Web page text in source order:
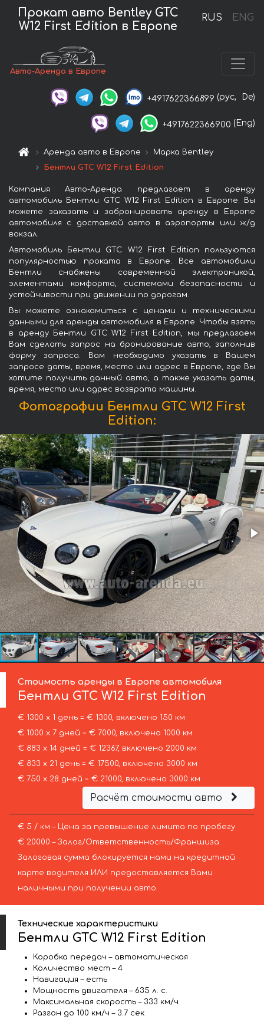
RUS ENG
Прокат авто Bentley GTC
W12 First Edition в Европе
Авто-Аренда в Европе
+4917622366899 (рус, De)
+4917622366900 (Eng)
Аренда авто в Европе
Марка Bentley
Бентли GTC W12 First Edition
Компания Авто-Аренда предлагает в аренду
автомобиль Бентли GTC W12 First Edition в Европе. Вы
можете заказать и забронировать аренду в Европе
автомобиля с доставкой авто в аэропорты или ж/д
вокзал.
Автомобиль Бентли GTC W12 First Edition пользуются
популярностью проката в Европе. Все автомобили
Бентли снабжены современной электроникой,
элементами комфорта, системами безопасности и
устойчивости при движении по дорогам.
Вы можете ознакомиться с ценами и техническими
данными для аренды автомобиля в Европе. Чтобы взять
в аренду Бентли GTC W12 First Edition, мы предлагаем
Вам сделать запрос на бронирование авто, заполнив
форму запроса. Вам необходимо указать в Вашем
запросе даты, время, место или адрес в Европе, где Вы
хотите получить данный авто, а также указать даты,
время, место или адрес возврата машины.
Фотографии Бентли GTC W12 First
Edition:
Стоимость аренды в Европе автомобиля
Бентли GTC W12 First Edition
€ 1300 х 1 день = € 1300, включено 150 км
€ 1000 х 7 дней = € 7000, включено 1000 км
€ 883 х 14 дней = € 12367, включено 2000 км
€ 833 х 21 день = € 17500, включено 3000 км
€ 750 х 28 дней = € 21000, включено 3000 км
Расчёт стоимости авто
€ 5 / км – Цена за превышение лимита по пробегу
€ 20000 – Залог/Ответственность/Франшиза.
Залоговая сумма блокируется нами на кредитной
карте водителя ИЛИ предоставляется Вами
наличными при получении авто.
Технические характеристики
Бентли GTC W12 First Edition
Коробка передач – автоматическая
Количество мест – 4
Навигация – есть
Мощность двигателя – 635 л. с.
Максимальная скорость – 333 км/ч
Разгон до 100 км/ч – 3.7 сек